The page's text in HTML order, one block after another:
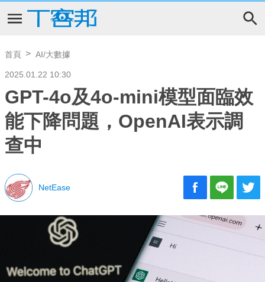
首頁 AI/大數據
2025.01.22 10:30
GPT-4o及4o-mini模型面臨效
能下降問題，OpenAI表示調
查中
NetEase